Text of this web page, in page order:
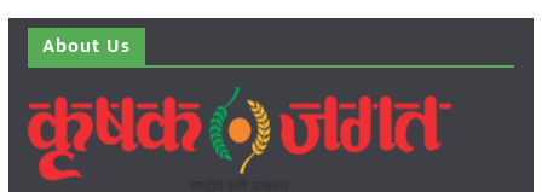
About Us